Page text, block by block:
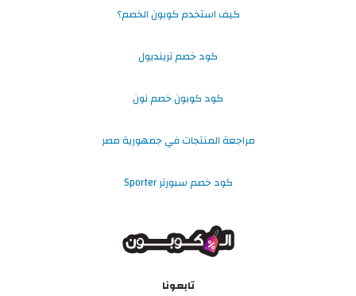
كيف استخدم كوبون الخصم؟
كود خصم ترينديول
كود كوبون خصم نون
مراجعة المنتجات في جمهورية مصر
كود خصم سبورتر Sporter
تابعونا